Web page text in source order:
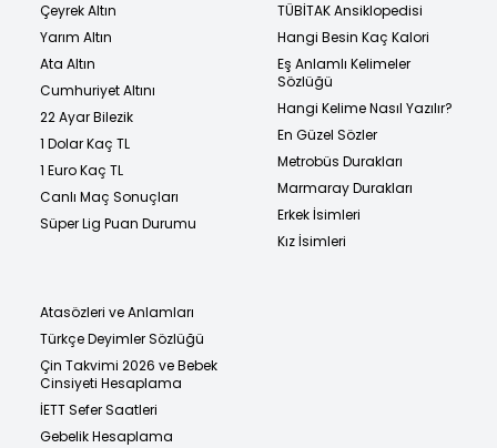
Çeyrek Altın
Yarım Altın
Ata Altın
Cumhuriyet Altını
22 Ayar Bilezik
1 Dolar Kaç TL
1 Euro Kaç TL
Canlı Maç Sonuçları
Süper Lig Puan Durumu
TÜBİTAK Ansiklopedisi
Hangi Besin Kaç Kalori
Eş Anlamlı Kelimeler
Sözlüğü
Hangi Kelime Nasıl Yazılır?
En Güzel Sözler
Metrobüs Durakları
Marmaray Durakları
Erkek İsimleri
Kız İsimleri
Atasözleri ve Anlamları
Türkçe Deyimler Sözlüğü
Çin Takvimi 2026 ve Bebek
Cinsiyeti Hesaplama
İETT Sefer Saatleri
Gebelik Hesaplama